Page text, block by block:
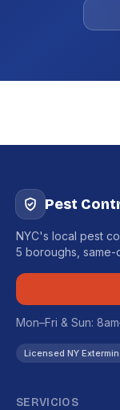
Pest
NYC's local pest
5 boroughs, same-
Mon–Fri & Sun:
Licensed NY
SERVICIOS